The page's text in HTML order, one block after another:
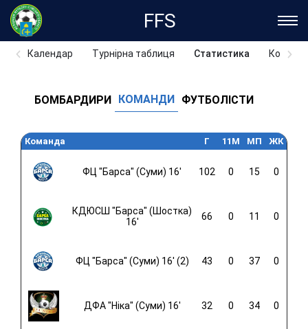
FFS
Календар Турнірна таблиця Статистика
БОМБАРДИРИ КОМАНДИ ФУТБОЛІСТИ
Команда Г 11M МП ЖК
ФЦ "Барса" (Суми) 16' 102 0 15 0
КДЮСШ "Барса" (Шостка)
16'
66 0 11 0
ФЦ "Барса" (Суми) 16' (2) 43 0 37 0
ДФА "Ніка" (Суми) 16' 32 0 34 0